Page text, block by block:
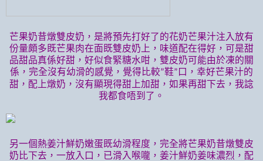
芒果奶昔燉雙皮奶，是將預先打好了的花奶芒果汁注入放有
份量頗多既芒果肉在面既雙皮奶上，味道配在得好，可是甜
品甜品真係好甜，好似食緊糖水咁，雙皮奶可能由於凍的關
係，完全沒有幼滑的感覺，覺得比較”鞋” 口，幸好芒果汁的
甜，配上燉奶，沒有顯現得甜上加甜，如果再甜下去，我諗
我都食唔到了。
另一個熱姜汁鮮奶嫩蛋既幼滑程度，完全將芒果奶昔燉雙皮
奶比下去，一放入口，已滑入喉嚨，姜汁鮮奶姜味濃烈，配